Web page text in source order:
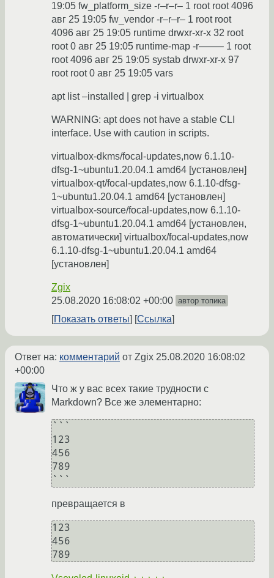
19:05 fw_platform_size -r–r–r– 1 root root 4096
авг 25 19:05 fw_vendor -r–r–r– 1 root root
4096 авг 25 19:05 runtime drwxr-xr-x 32 root
root 0 авг 25 19:05 runtime-map -r——– 1 root
root 4096 авг 25 19:05 systab drwxr-xr-x 97
root root 0 авг 25 19:05 vars
apt list –installed | grep -i virtualbox
WARNING: apt does not have a stable CLI
interface. Use with caution in scripts.
virtualbox-dkms/focal-updates,now 6.1.10-
dfsg-1~ubuntu1.20.04.1 amd64 [установлен]
virtualbox-qt/focal-updates,now 6.1.10-dfsg-
1~ubuntu1.20.04.1 amd64 [установлен]
virtualbox-source/focal-updates,now 6.1.10-
dfsg-1~ubuntu1.20.04.1 amd64 [установлен,
автоматически] virtualbox/focal-updates,now
6.1.10-dfsg-1~ubuntu1.20.04.1 amd64
[установлен]
Zgix
25.08.2020 16:08:02 +00:00 автор топика
Показать ответы Ссылка
Ответ на: комментарий от Zgix 25.08.2020 16:08:02
+00:00
Что ж у вас всех такие трудности с
Markdown? Все же элементарно:
```
123
456
789
```
превращается в
123
456
789